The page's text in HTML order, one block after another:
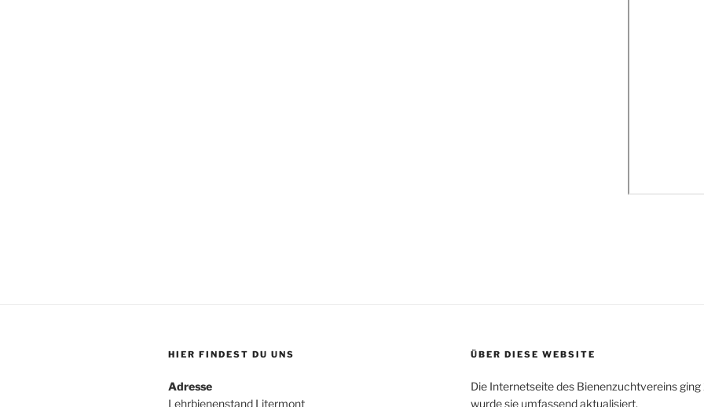
HIER FINDEST DU UNS
Adresse
Lehrbienenstand Litermont
ÜBER DIESE WEBSITE
Die Internetseite des Bienenzuchtvereins
wurde sie umfassend aktualisiert.